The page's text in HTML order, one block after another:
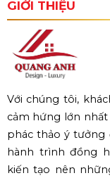
GIỚI THIỆU
Với chúng tôi,
cảm hứng lớn
phác thảo ý tưởng
hành trình đồng
kiến tạo nên